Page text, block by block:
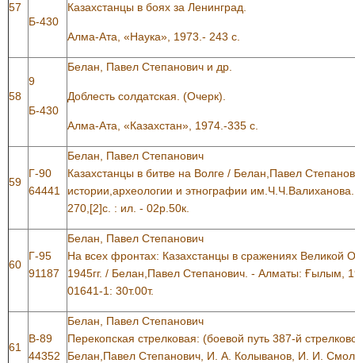
57
Б-430
Казахстанцы в боях за Ленинград.
Алма-Ата, «Наука», 1973.- 243 с.
58
9
Б-430
Белан, Павел Степанович и др.
Доблесть солдатская. (Очерк).
Алма-Ата, «Казахстан», 1974.-335 с.
59
Г-90
64441
Белан, Павел Степанович
Казахстанцы в битве на Волге / Белан,Павел
истории,археологии и этнографии
270,[2]с. : ил. - 02р.50к.
60
Г-95
91187
Белан, Павел Степанович
На всех фронтах: Казахстанцы в сражениях Великой
1945гг. / Белан,Павел Степанович. - Алматы: Ғылым,
01641-1: 30т.00т.
61
В-89
44352
Белан, Павел Степанович
Перекопская стрелковая: (боевой путь 387-й
Белан,Павел Степанович, И. А. Колыванов, И. И.